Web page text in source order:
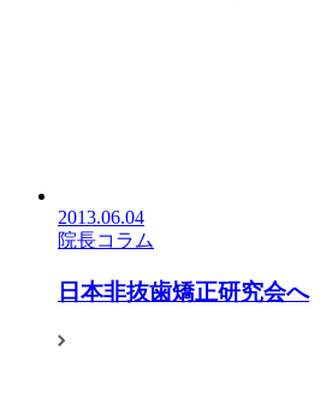
2013.06.04
院長コラム
日本非抜歯矯正研究会へ